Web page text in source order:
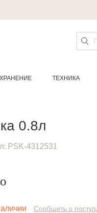
ХРАНЕНИЕ ТЕХНИКА
0.8л
PSK-4312531
руб.
o
Сообщить о